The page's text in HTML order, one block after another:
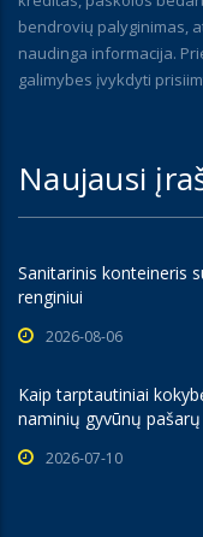
bendrovių palyginimas,
naudinga informacija.
galimybes įvykdyti
Naujausi
Sanitarinis konteineris
renginiui
2026-08-06
Kaip tarptautiniai
naminių gyvūnų
2026-07-10